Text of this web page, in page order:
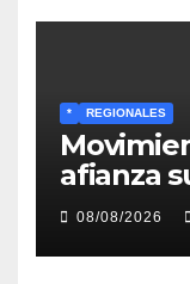
* REGIONALES
afianza
y otras
08/08/2026